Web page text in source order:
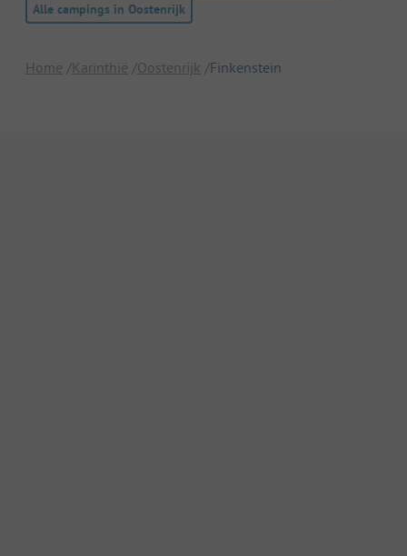
Alle campings in Oostenrijk
Home Karinthië Oostenrijk Finkenstein